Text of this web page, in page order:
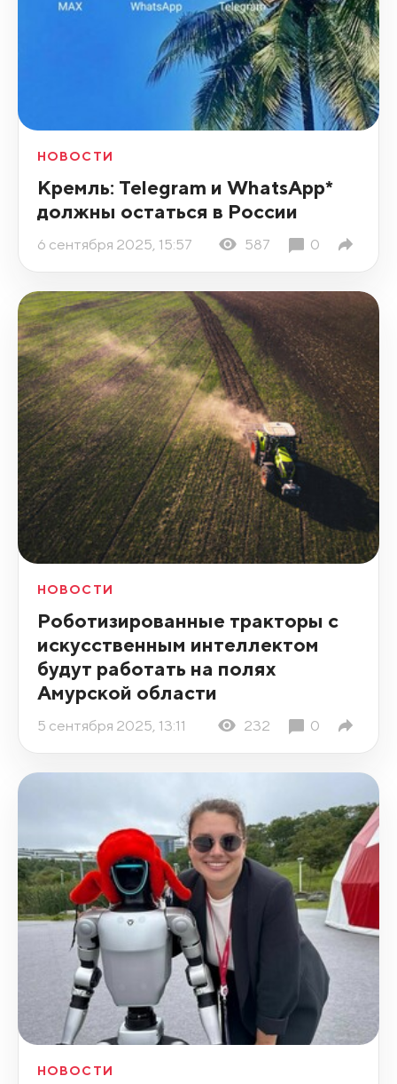
НОВОСТИ
Кремль: Telegram и WhatsApp*
должны остаться в России
6 сентября 2025, 15:57 587 0
НОВОСТИ
Роботизированные тракторы с
искусственным интеллектом
будут работать на полях
Амурской области
5 сентября 2025, 13:11 232 0
НОВОСТИ